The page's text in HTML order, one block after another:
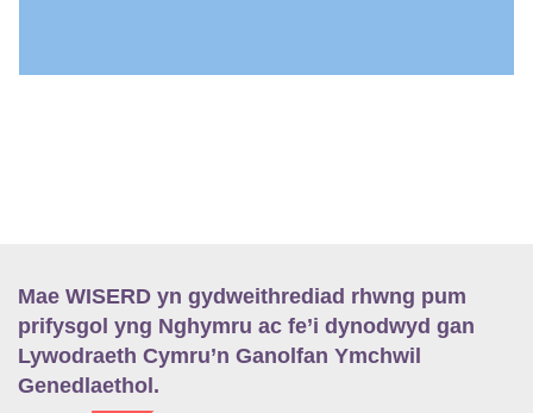
Mae WISERD yn gydweithrediad rhwng pum
prifysgol yng Nghymru ac fe’i dynodwyd gan
Lywodraeth Cymru’n Ganolfan Ymchwil
Genedlaethol.